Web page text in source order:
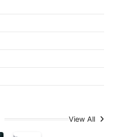
View All